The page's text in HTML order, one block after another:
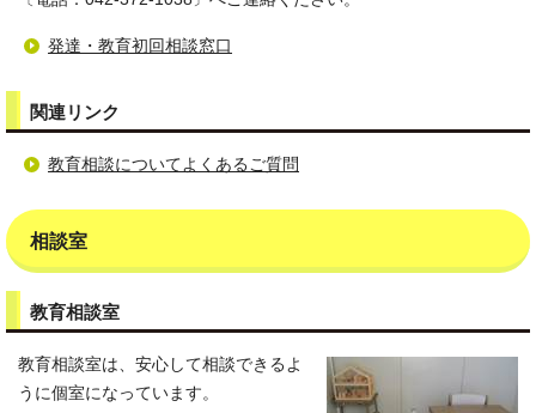
発達・教育初回相談窓口
関連リンク
教育相談についてよくあるご質問
相談室
教育相談室
教育相談室は、安心して相談できるよ
うに個室になっています。